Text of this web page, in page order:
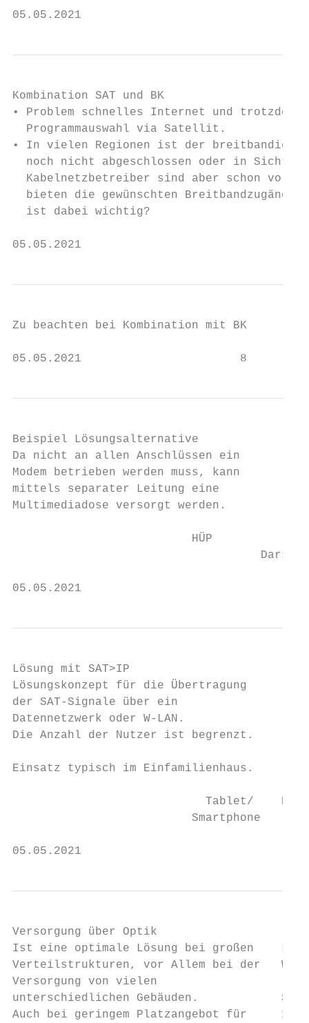
05.05.2021
Kombination SAT und BK
• Problem schnelles Internet und trotzdem
  Programmauswahl via Satellit.
• In vielen Regionen ist der breitbandige
  noch nicht abgeschlossen oder in Sicht.
Kabelnetzbetreiber sind aber schon vor
bieten die gewünschten Breitbandzugänge.
  ist dabei wichtig?
05.05.2021
Zu beachten bei Kombination mit BK
05.05.2021                       8
Beispiel Lösungsalternative
Da nicht an allen Anschlüssen ein
Modem betrieben werden muss, kann
mittels separater Leitung eine
Multimediadose versorgt werden.
                          HÜP
05.05.2021
Lösung mit SAT>IP
Lösungskonzept für die Übertragung
der SAT-Signale über ein                    X
Datennetzwerk oder W-LAN.
Die Anzahl der Nutzer ist begrenzt.
Einsatz typisch im Einfamilienhaus.
Tablet/    PC
                          Smartphone
05.05.2021
Versorgung über Optik
Ist eine optimale Lösung bei großen
Verteilstrukturen, vor Allem bei der
Versorgung von vielen
unterschiedlichen Gebäuden.
Auch bei geringem Platzangebot für     1